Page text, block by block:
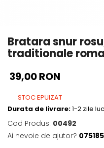
Bratara snur
traditionale
39,00 RON
STOC EPUIZAT
Durata de livrare:1-2 zile
Cod Produs: 00492
Ai nevoie de ajutor?